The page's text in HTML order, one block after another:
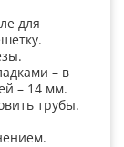
для
– в
– 14 мм.
трубы.